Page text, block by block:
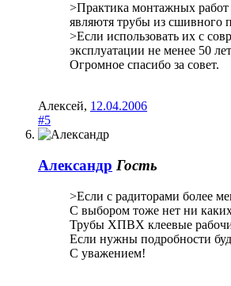
>Практика монтажных работ
являютя трубы из сшивного
>Если использовать их с
эксплуатации не менее 50
Огромное спасибо за совет.
Алексей, 12.04.2006
#5
Александр Гость
>Если с радиторами более
С выбором тоже нет ни
Трубы ХПВХ клеевые
Если нужны подробности
С уважением!